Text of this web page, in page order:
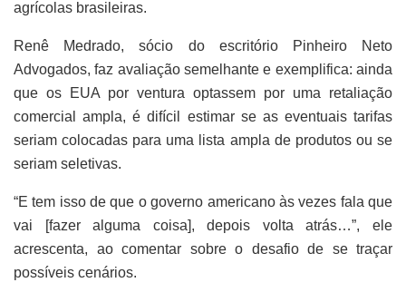
agrícolas brasileiras.
Renê Medrado, sócio do escritório Pinheiro Neto
Advogados, faz avaliação semelhante e exemplifica: ainda
que os EUA por ventura optassem por uma retaliação
comercial ampla, é difícil estimar se as eventuais tarifas
seriam colocadas para uma lista ampla de produtos ou se
seriam seletivas.
“E tem isso de que o governo americano às vezes fala que
vai [fazer alguma coisa], depois volta atrás…”, ele
acrescenta, ao comentar sobre o desafio de se traçar
possíveis cenários.